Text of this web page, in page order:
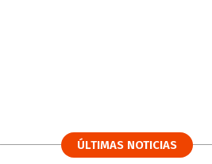
ÚLTIMAS NOTICIAS